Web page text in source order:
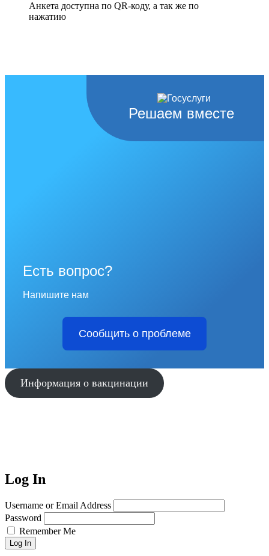
Анкета доступна по QR-коду, а так же по
нажатию
Решаем вместе
Есть вопрос?
Напишите нам
Сообщить о проблеме
Информация о вакцинации
Log In
Username or Email Address
Password
Remember Me
Log In